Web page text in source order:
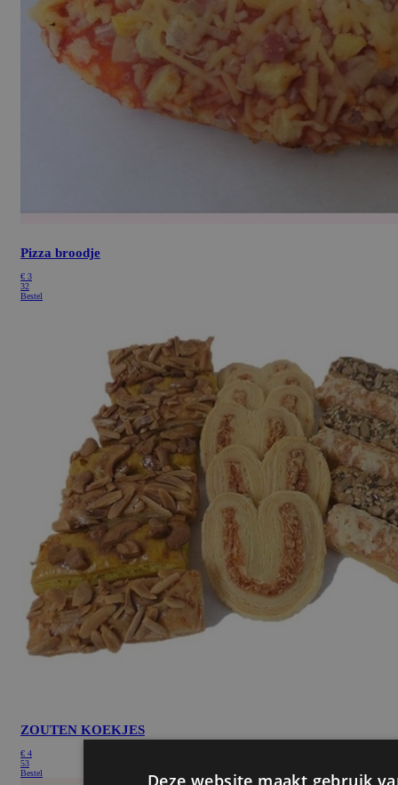
Pizza broodje
€ 3
32
Bestel
ZOUTEN KOEKJES
€ 4
53
Bestel